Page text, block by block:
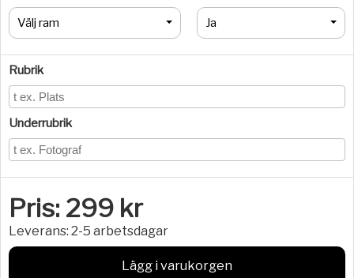
Välj ram Ja
Rubrik
Underrubrik
Pris: 299 kr
Leverans: 2-5 arbetsdagar
Lägg i varukorgen